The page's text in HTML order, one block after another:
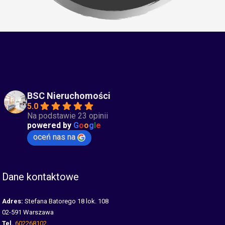
BSC Nieruchomości
5.0
Na podstawie 23 opinii
powered by Google
oceń nas na
Dane kontaktowe
Adres: Stefana Batorego 18 lok. 108
02-591 Warszawa
Tel. 602268102